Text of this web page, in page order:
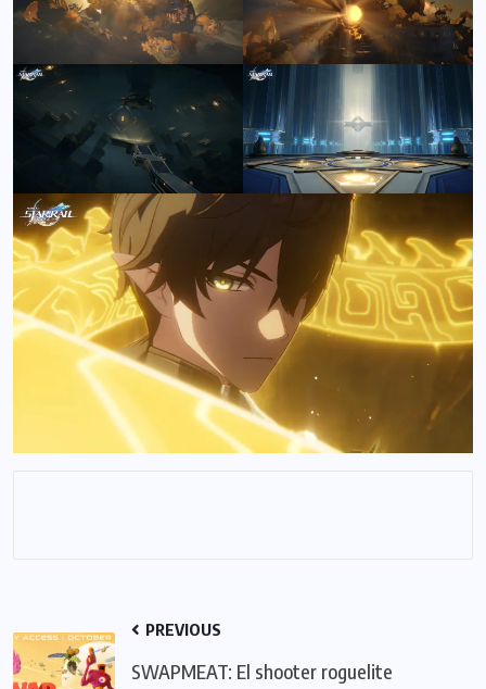
PREVIOUS
SWAPMEAT: El shooter roguelite